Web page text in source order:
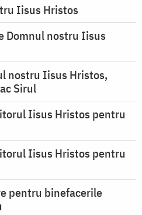
Iisus Hristos
Domnul nostru Iisus
nostru Iisus Hristos,
Sirul
Iisus Hristos pentru
Iisus Hristos pentru
pentru binefacerile